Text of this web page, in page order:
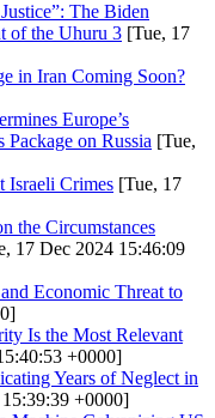
The Biden
of the Uhuru 3 [Tue, 17
in Iran Coming Soon?
Europe’s
on Russia [Tue,
Israeli Crimes [Tue, 17
the Circumstances
17 Dec 2024 15:46:09
Economic Threat to
Is the Most Relevant
+0000]
Years of Neglect in
+0000]